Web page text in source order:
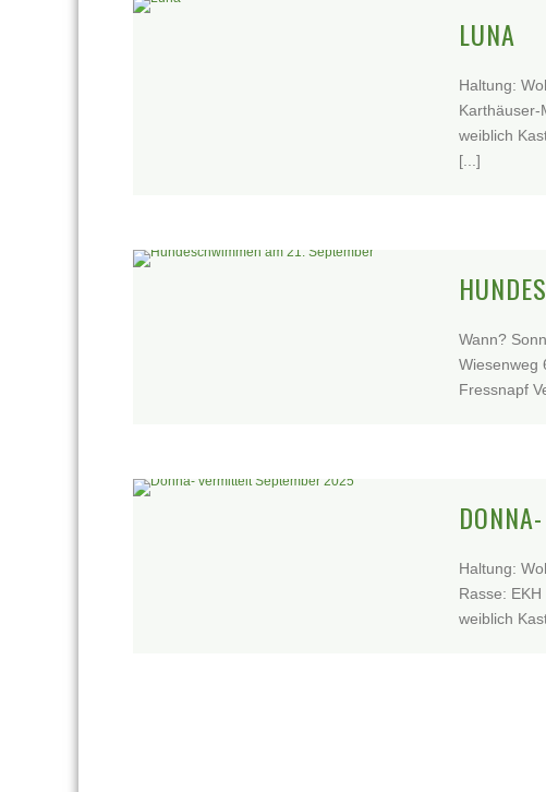
LUNA
Haltung:
weiblich
[...]
Wann?
Wiesenweg
Fressnapf
Haltung:
Rasse:
weiblich